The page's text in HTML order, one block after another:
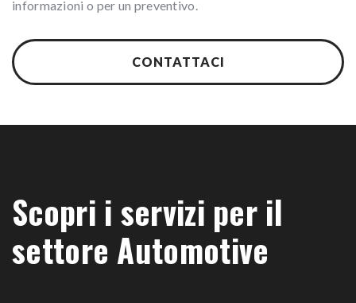
informazioni o per un preventivo.
CONTATTACI
Scopri i servizi per il
settore Automotive